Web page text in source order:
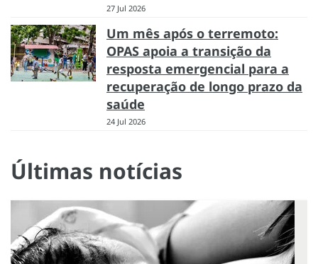
27 Jul 2026
Um mês após o terremoto:
OPAS apoia a transição da
resposta emergencial para a
recuperação de longo prazo da
saúde
24 Jul 2026
Últimas notícias